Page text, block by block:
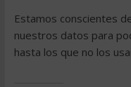
Estamos conscientes
nuestros datos para
hasta los que no los